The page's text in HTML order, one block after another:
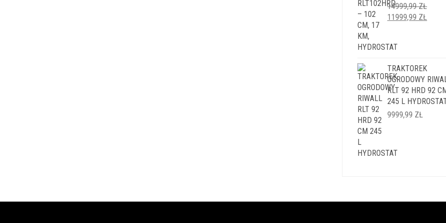
14999,99ZŁ
PIERWOTNA
14999,99 ZŁ.
11999,99 ZŁ
TRAKTOREK
OGRODOWY
RLT 92 HRD 92
245 L
9999,99 ZŁ